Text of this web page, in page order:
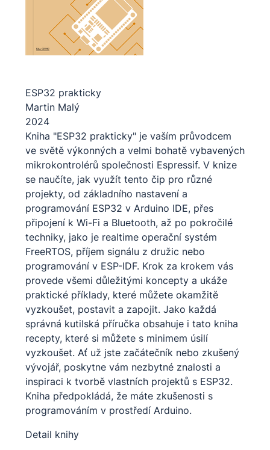
ESP32 prakticky
Martin Malý
2024
Kniha "ESP32 prakticky" je vaším průvodcem
ve světě výkonných a velmi bohatě vybavených
mikrokontrolérů společnosti Espressif. V knize
se naučíte, jak využít tento čip pro různé
projekty, od základního nastavení a
programování ESP32 v Arduino IDE, přes
připojení k Wi-Fi a Bluetooth, až po pokročilé
techniky, jako je realtime operační systém
FreeRTOS, příjem signálu z družic nebo
programování v ESP-IDF. Krok za krokem vás
provede všemi důležitými koncepty a ukáže
praktické příklady, které můžete okamžitě
vyzkoušet, postavit a zapojit. Jako každá
správná kutilská příručka obsahuje i tato kniha
recepty, které si můžete s minimem úsilí
vyzkoušet. Ať už jste začátečník nebo zkušený
vývojář, poskytne vám nezbytné znalosti a
inspiraci k tvorbě vlastních projektů s ESP32.
Kniha předpokládá, že máte zkušenosti s
programováním v prostředí Arduino.
Detail knihy